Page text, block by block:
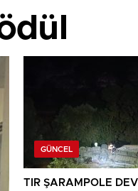
GÜNCEL
TIR ŞARAMPOLE